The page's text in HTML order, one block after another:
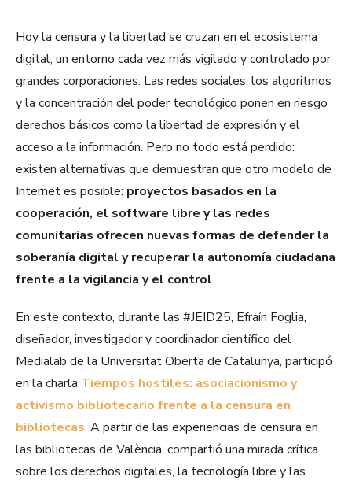
Hoy la censura y la libertad se cruzan en el ecosistema
digital, un entorno cada vez más vigilado y controlado por
grandes corporaciones. Las redes sociales, los algoritmos
y la concentración del poder tecnológico ponen en riesgo
derechos básicos como la libertad de expresión y el
acceso a la información. Pero no todo está perdido:
existen alternativas que demuestran que otro modelo de
Internet es posible: proyectos basados en la
cooperación, el software libre y las redes
comunitarias ofrecen nuevas formas de defender la
soberanía digital y recuperar la autonomía ciudadana
frente a la vigilancia y el control.
En este contexto, durante las #JEID25, Efraín Foglia,
diseñador, investigador y coordinador científico del
Medialab de la Universitat Oberta de Catalunya, participó
en la charla Tiempos hostiles: asociacionismo y
activismo bibliotecario frente a la censura en
bibliotecas. A partir de las experiencias de censura en
las bibliotecas de València, compartió una mirada crítica
sobre los derechos digitales, la tecnología libre y las